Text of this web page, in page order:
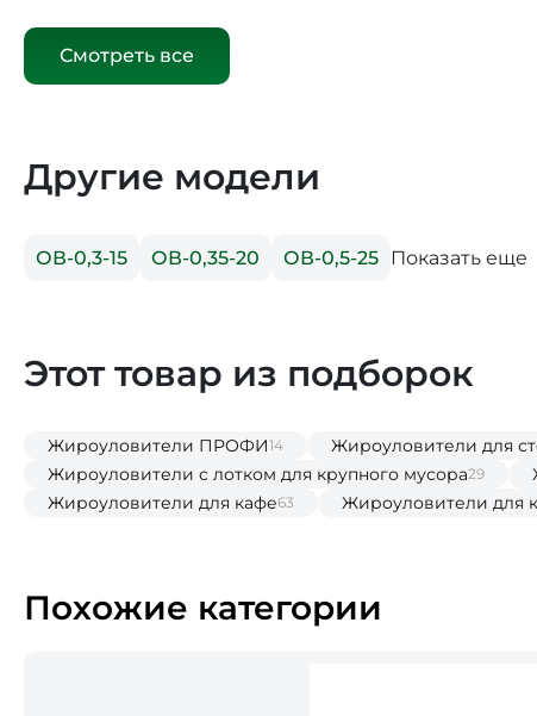
Смотреть все
Другие модели
ОВ-0,3-15 ОВ-0,35-20 ОВ-0,5-25 Показать еще
Этот товар из подборок
Жироуловители ПРОФИ14 Жироуловители для
Жироуловители с лотком для крупного мусора29
Жироуловители для кафе63 Жироуловители для
Похожие категории